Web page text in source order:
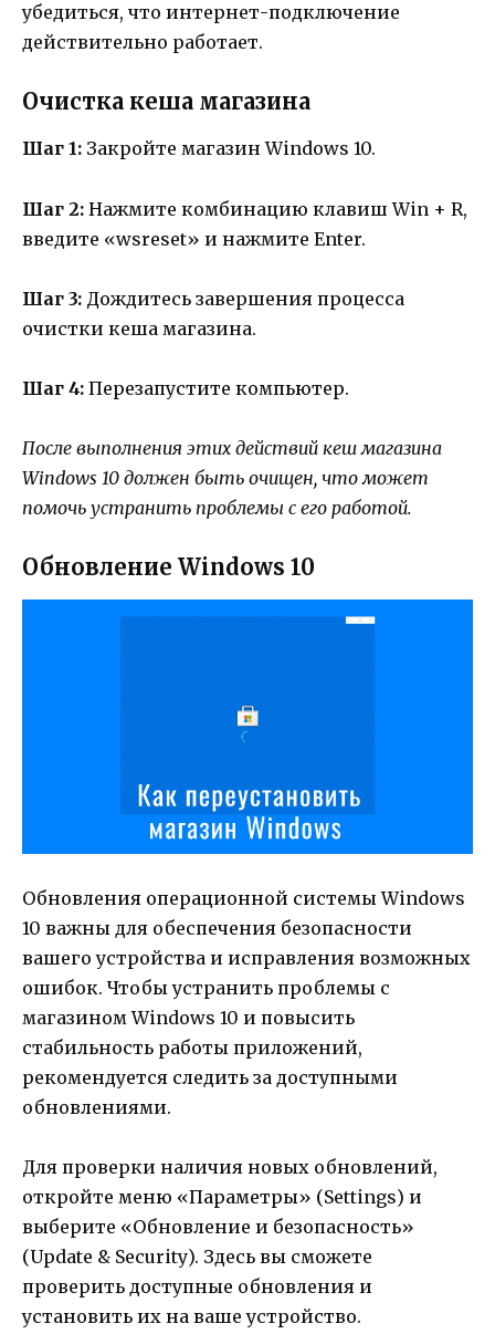
убедиться, что интернет-подключение
действительно работает.
Очистка кеша магазина
Шаг 1: Закройте магазин Windows 10.
Шаг 2: Нажмите комбинацию клавиш Win + R,
введите «wsreset» и нажмите Enter.
Шаг 3: Дождитесь завершения процесса
очистки кеша магазина.
Шаг 4: Перезапустите компьютер.
После выполнения этих действий кеш магазина
Windows 10 должен быть очищен, что может
помочь устранить проблемы с его работой.
Обновление Windows 10
Обновления операционной системы Windows
10 важны для обеспечения безопасности
вашего устройства и исправления возможных
ошибок. Чтобы устранить проблемы с
магазином Windows 10 и повысить
стабильность работы приложений,
рекомендуется следить за доступными
обновлениями.
Для проверки наличия новых обновлений,
откройте меню «Параметры» (Settings) и
выберите «Обновление и безопасность»
(Update & Security). Здесь вы сможете
проверить доступные обновления и
установить их на ваше устройство.